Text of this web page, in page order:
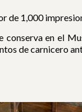
de 1,000
conserva en el
de carnicero